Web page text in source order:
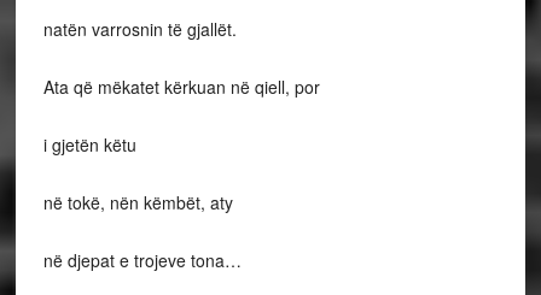
natën varrosnin të gjallët.
Ata që mëkatet kërkuan në qiell, por
i gjetën këtu
në tokë, nën këmbët, aty
në djepat e trojeve tona…